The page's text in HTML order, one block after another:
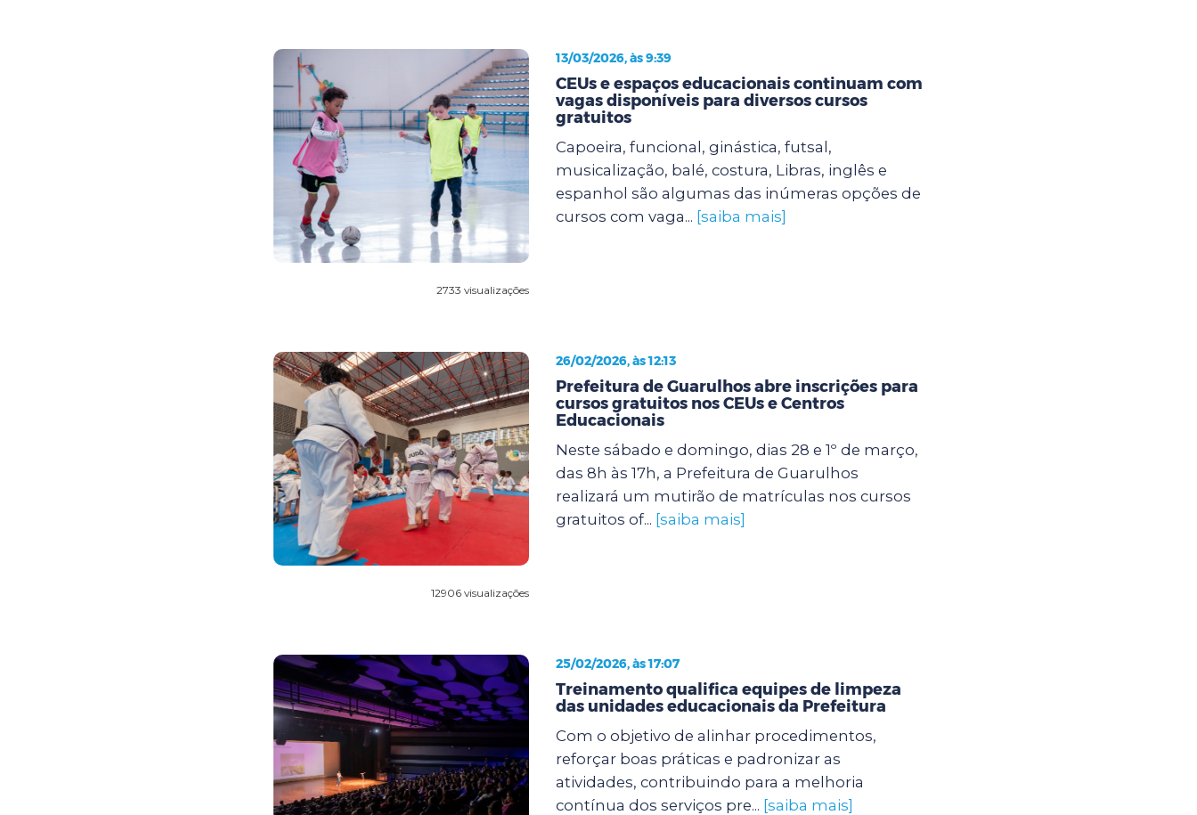
2733 visualizações
13/03/2026, às 9:39
CEUs e espaços educacionais continuam com
vagas disponíveis para diversos cursos
gratuitos
Capoeira, funcional, ginástica, futsal,
musicalização, balé, costura, Libras, inglês e
espanhol são algumas das inúmeras opções de
cursos com vaga... [saiba mais]
12906 visualizações
26/02/2026, às 12:13
Prefeitura de Guarulhos abre inscrições para
cursos gratuitos nos CEUs e Centros
Educacionais
Neste sábado e domingo, dias 28 e 1º de março,
das 8h às 17h, a Prefeitura de Guarulhos
realizará um mutirão de matrículas nos cursos
gratuitos of... [saiba mais]
25/02/2026, às 17:07
Treinamento qualifica equipes de limpeza
das unidades educacionais da Prefeitura
Com o objetivo de alinhar procedimentos,
reforçar boas práticas e padronizar as
atividades, contribuindo para a melhoria
contínua dos serviços pre... [saiba mais]